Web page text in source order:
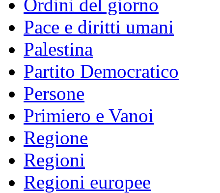
Ordini del giorno
Pace e diritti umani
Palestina
Partito Democratico
Persone
Primiero e Vanoi
Regione
Regioni
Regioni europee